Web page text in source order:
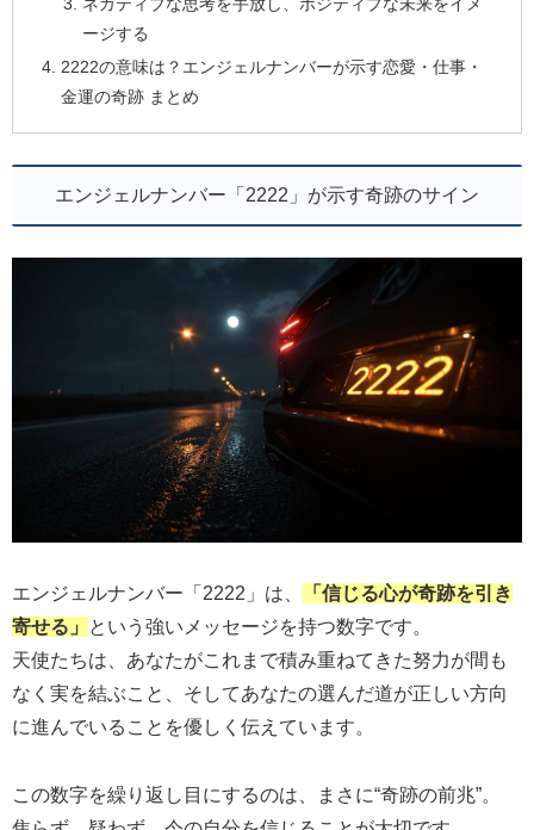
ージする
2222の意味は？エンジェルナンバーが示す恋愛・仕事・
金運の奇跡 まとめ
エンジェルナンバー「2222」が示す奇跡のサイン
エンジェルナンバー「2222」は、
「信じる心が奇跡を引き
寄せる」
という強いメッセージを持つ数字です。
天使たちは、あなたがこれまで積み重ねてきた努力が間も
なく実を結ぶこと、そしてあなたの選んだ道が正しい方向
に進んでいることを優しく伝えています。
この数字を繰り返し目にするのは、まさに“奇跡の前兆”。